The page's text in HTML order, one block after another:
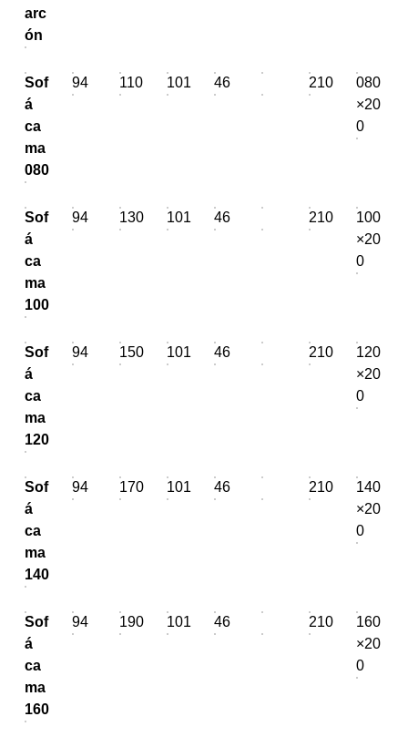
arc
ón
Sof
á
ca
ma
080
94 110 101 46 210
080
×20
0
Sof
á
ca
ma
100
94 130 101 46 210
100
×20
0
Sof
á
ca
ma
120
94 150 101 46 210
120
×20
0
Sof
á
ca
ma
140
94 170 101 46 210
140
×20
0
Sof
á
ca
ma
160
94 190 101 46 210
160
×20
0